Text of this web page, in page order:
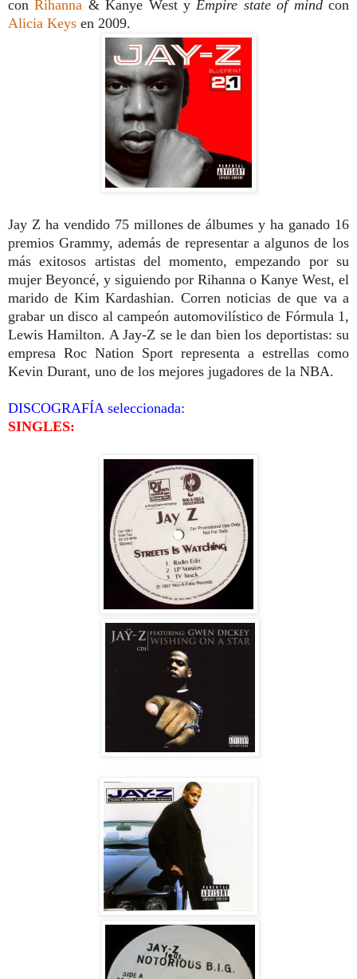
con Rihanna & Kanye West yEmpire state of mindcon
Alicia Keys en 2009.
Jay Z ha vendido 75 millones de álbumes y ha ganado 16
premios Grammy, además de representar a algunos de los
más exitosos artistas del momento, empezando por su
mujer Beyoncé, y siguiendo por Rihanna o Kanye West, el
marido de Kim Kardashian. Corren noticias de que va a
grabar un disco al campeón automovilístico de Fórmula 1,
Lewis Hamilton. A Jay-Z se le dan bien los deportistas: su
empresa Roc Nation Sport representa a estrellas como
Kevin Durant, uno de los mejores jugadores de la NBA.
DISCOGRAFÍA seleccionada:
SINGLES: